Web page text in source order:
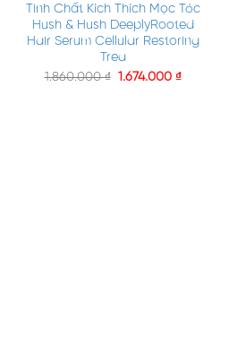
Tinh Chất Kích Thích Mọc Tóc
Hush & Hush DeeplyRooted
Hair Serum Cellular Restoring
Trea
1.860.000₫ 1.674.000 ₫